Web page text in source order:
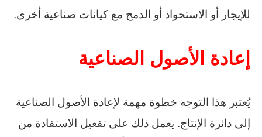
للإيجار أو الاستحواذ أو الدمج مع كيانات صناعية أخرى.
إعادة الأصول الصناعية
يُعتبر هذا التوجه خطوة مهمة لإعادة الأصول الصناعية
إلى دائرة الإنتاج. يعمل ذلك على تفعيل الاستفادة من